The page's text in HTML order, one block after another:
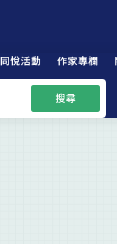
同悅活動 作家專欄
搜尋